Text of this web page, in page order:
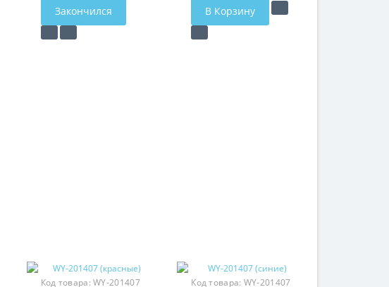
Закончился В Корзину
Код товара:WY-201407 Код товара: WY-201407